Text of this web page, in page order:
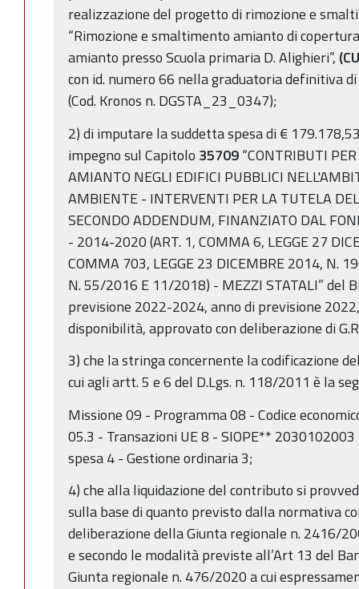
realizzazione del progetto di rimozione e
“Rimozione e smaltimento amianto di
amianto presso Scuola primaria D. Alighieri”,
con id. numero 66 nella graduatoria definitiva
(Cod. Kronos n. DGSTA_23_0347);
2) di imputare la suddetta spesa di €
impegno sul Capitolo 35709“CONTRIBUTI
AMIANTO NEGLI EDIFICI PUBBLICI
AMBIENTE - INTERVENTI PER LA TUTELA
SECONDO ADDENDUM, FINANZIATO DAL
- 2014-2020 (ART. 1, COMMA 6, LEGGE 27
COMMA 703, LEGGE 23 DICEMBRE 2014, N.
N. 55/2016 E 11/2018) - MEZZI STATALI” del
previsione 2022-2024, anno di previsione
disponibilità, approvato con deliberazione di
3) che la stringa concernente la codificazione
cui agli artt. 5 e 6 del D.Lgs. n. 118/2011 è la
Missione 09 - Programma 08 - Codice
05.3 - Transazioni UE 8 - SIOPE**
spesa 4 - Gestione ordinaria 3;
4) che alla liquidazione del contributo si
sulla base di quanto previsto dalla normativa
deliberazione della Giunta regionale n. 2416/
e secondo le modalità previste all’Art 13 del
Giunta regionale n. 476/2020 a cui